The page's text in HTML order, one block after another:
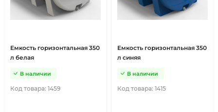
Емкость горизонтальная 350
л белая
Код товара: 1459
В наличии
Емкость горизонтальная 350
л синяя
Код товара: 1415
В наличии